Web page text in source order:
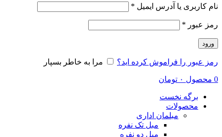
نام کاربری یا آدرس ایمیل *
رمز عبور *
ورود
رمز عبور را فراموش کرده اید؟ مرا به خاطر بسپار
0 محصول ۰ تومان
برگه نخست
محصولات
مبلمان اداری
مبل تک نفره
مبل دو نفره